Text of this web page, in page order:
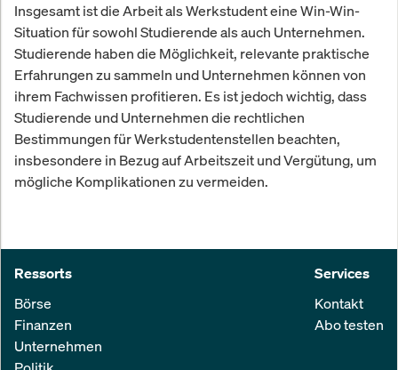
Insgesamt ist die Arbeit als Werkstudent eine Win-Win-
Situation für sowohl Studierende als auch Unternehmen.
Studierende haben die Möglichkeit, relevante praktische
Erfahrungen zu sammeln und Unternehmen können von
ihrem Fachwissen profitieren. Es ist jedoch wichtig, dass
Studierende und Unternehmen die rechtlichen
Bestimmungen für Werkstudentenstellen beachten,
insbesondere in Bezug auf Arbeitszeit und Vergütung, um
mögliche Komplikationen zu vermeiden.
Ressorts
Börse
Finanzen
Unternehmen
Services
Kontakt
Abo testen